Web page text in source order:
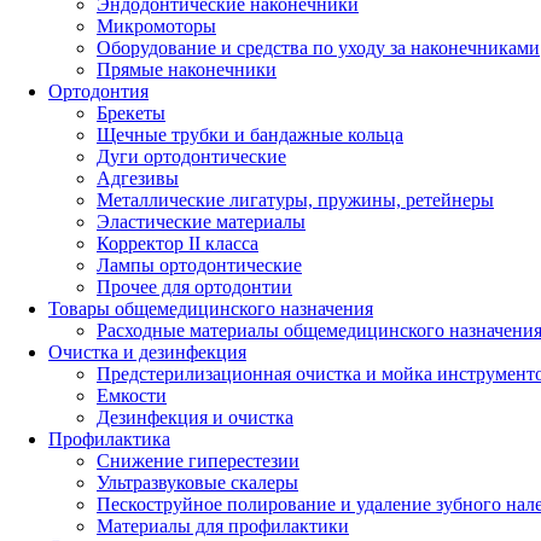
Микромоторы
Оборудование и средства по уходу за наконечниками
Прямые наконечники
Ортодонтия
Брекеты
Щечные трубки и бандажные кольца
Дуги ортодонтические
Адгезивы
Металлические лигатуры, пружины, ретейнеры
Эластические материалы
Корректор II класса
Лампы ортодонтические
Прочее для ортодонтии
Товары общемедицинского назначения
Расходные материалы общемедицинского назначения
Очистка и дезинфекция
Предстерилизационная очистка и мойка
Емкости
Дезинфекция и очистка
Профилактика
Снижение гиперестезии
Ультразвуковые скалеры
Пескоструйное полирование и удаление зубного
Материалы для профилактики